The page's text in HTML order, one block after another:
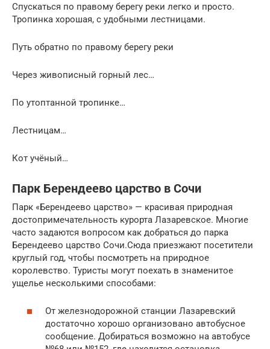
Спускаться по правому берегу реки легко и просто.
Тропинка хорошая, с удобными лестницами.
Путь обратно по правому берегу реки
Через живописный горный лес…
По утоптанной тропинке…
Лестницам…
Кот учёный…
Парк Берендеево царство в Сочи
Парк «Берендеево царство» — красивая природная
достопримечательность курорта Лазаревское. Многие
часто задаются вопросом как добраться до парка
Берендеево царство Сочи.Сюда приезжают посетители
круглый год, чтобы посмотреть на природное
королевство. Туристы могут поехать в знаменитое
ущелье несколькими способами:
От железнодорожной станции Лазаревский
достаточно хорошо организовано автобусное
сообщение. Добираться возможно на автобусе